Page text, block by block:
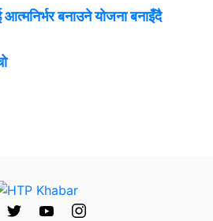
बनाउने योजना बनाइँदै